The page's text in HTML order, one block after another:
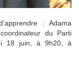
: Adama
du Parti
18 juin, à 9h20, à